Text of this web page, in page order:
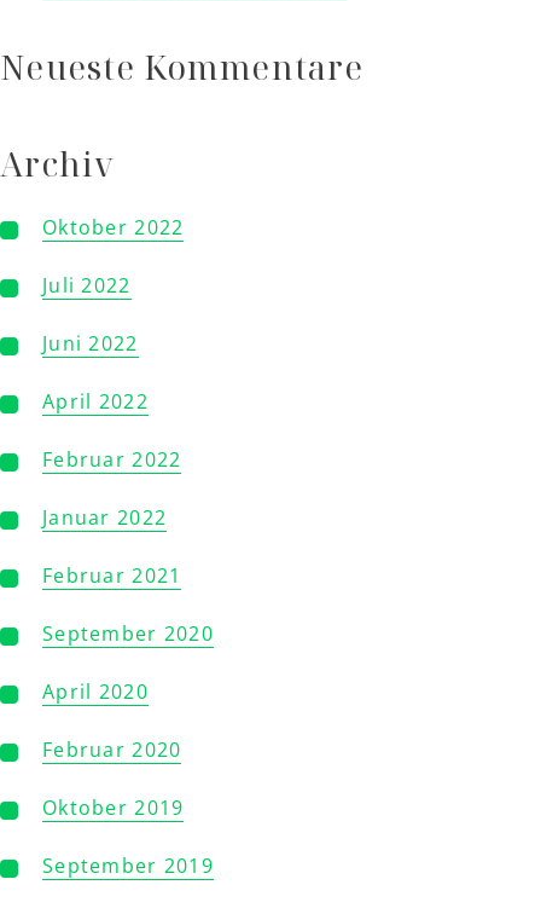
Neueste Kommentare
Archiv
Oktober 2022
Juli 2022
Juni 2022
April 2022
Februar 2022
Januar 2022
Februar 2021
September 2020
April 2020
Februar 2020
Oktober 2019
September 2019